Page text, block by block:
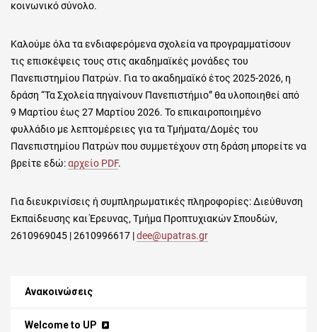
κοινωνικό σύνολο.
Καλούμε όλα τα ενδιαφερόμενα σχολεία να προγραμματίσουν
τις επισκέψεις τους στις ακαδημαϊκές μονάδες του
Πανεπιστημίου Πατρών. Για το ακαδημαϊκό έτος 2025-2026, η
δράση “Τα Σχολεία πηγαίνουν Πανεπιστήμιο” θα υλοποιηθεί από
9 Μαρτίου έως 27 Μαρτίου 2026. Το επικαιροποιημένο
φυλλάδιο με λεπτομέρειες για τα Τμήματα/Δομές του
Πανεπιστημίου Πατρών που συμμετέχουν στη δράση μπορείτε να
βρείτε εδώ:αρχείο PDF.
Για διευκρινίσεις ή συμπληρωματικές πληροφορίες: Διεύθυνση
Εκπαίδευσης και Έρευνας, Τμήμα Προπτυχιακών Σπουδών,
2610969045 | 2610996617 |dee@upatras.gr
Ανακοινώσεις
Welcome to UP